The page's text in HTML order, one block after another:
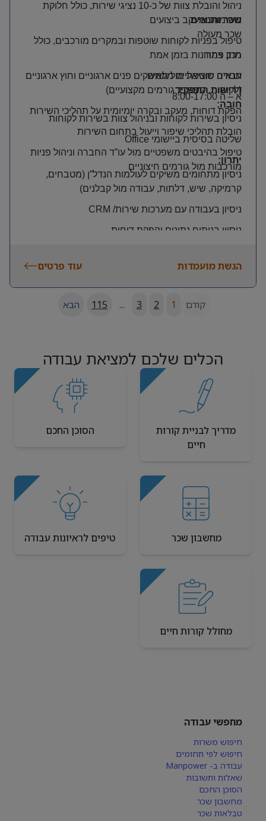
ניהול והובלת צוות של כ-10 נציגי שירות, כולל חלוקת
משימות ומעקב ביצועים
טיפול בפניות לקוחות שוטפות ובמקרים מורכבים, כולל
מתן פתרונות בזמן אמת
עבודה שוטפת מול ממשקים פנים ארגוניים וחוץ ארגוניים
(לקוחות, ספקים, גורמים מקצועיים)
הפקת דוחות, מעקב ובקרה יומיומית על תהליכי השירות
הובלת תהליכי שיפור וייעול בתחום השירות
טיפול בהיבטים משפטיים מול עו”ד החברה וניהול פניות
מורכבות מול גורמים חיצוניים
שכר ותנאים
שכר מעולה
רכב צמוד
תנאים סוציאליים מלאים
א – ה 8:00-17:00
דרישות התפקיד
חובה:
ניסיון בשירות לקוחות ובניהול צוות בשירות לקוחות
שליטה בסיסית ביישומי
יתרון:
ניסיון מתחומים משיקים לעולמות הנדל”ן (מטבחים,
קרמיקה, שיש, דלתות, עבודה מול קבלנים)
ניסיון בעבודה עם מערכות שירות/
ניסיון בניתוח נתונים והפקת דוחות
הגשת מועמדות עוד פרטים
קודם 1
2
3
...
115 הבא
הכלים שלכם למציאת עבודה
מדריך לבניית קורות
חיים
הסוכן החכם
מחשבון שכר טיפים לראיונות עבודה
מחולל קורות חיים
מחפשי עבודה
חיפוש משרות
חיפוש לפי תחומים
עבודה ב- Manpower
שאלות ותשובות
הסוכן החכם
מחשבון שכר
טבלאות שכר